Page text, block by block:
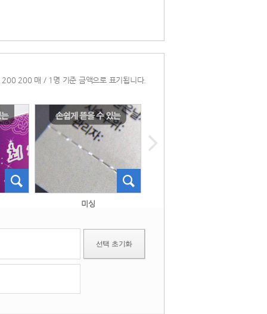
200 매 / 1명 기준 금액으로 표기됩니다.
미싱
선택 초기화